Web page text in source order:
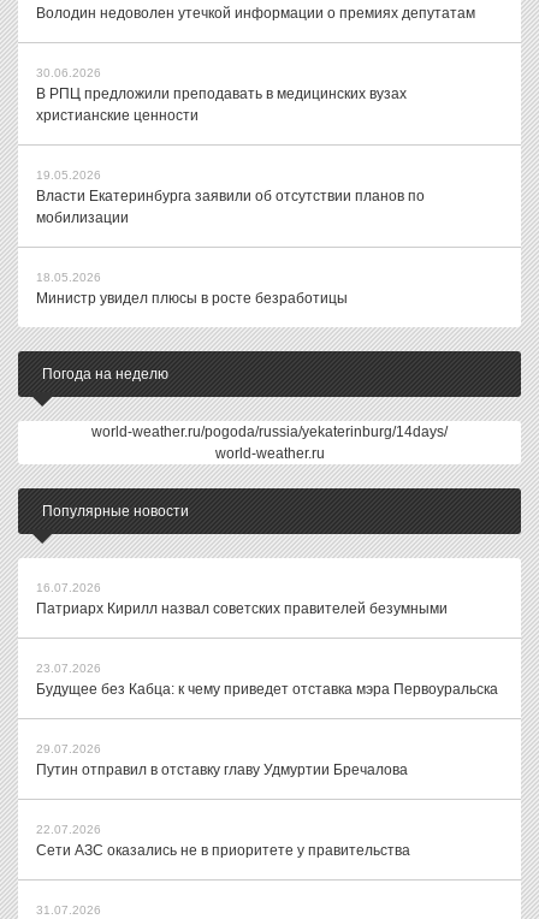
Володин недоволен утечкой информации о премиях депутатам
30.06.2026
В РПЦ предложили преподавать в медицинских вузах
христианские ценности
19.05.2026
Власти Екатеринбурга заявили об отсутствии планов по
мобилизации
18.05.2026
Министр увидел плюсы в росте безработицы
Погода на неделю
world-weather.ru/pogoda/russia/yekaterinburg/14days/
world-weather.ru
Популярные новости
16.07.2026
Патриарх Кирилл назвал советских правителей безумными
23.07.2026
Будущее без Кабца: к чему приведет отставка мэра Первоуральска
29.07.2026
Путин отправил в отставку главу Удмуртии Бречалова
22.07.2026
Сети АЗС оказались не в приоритете у правительства
31.07.2026